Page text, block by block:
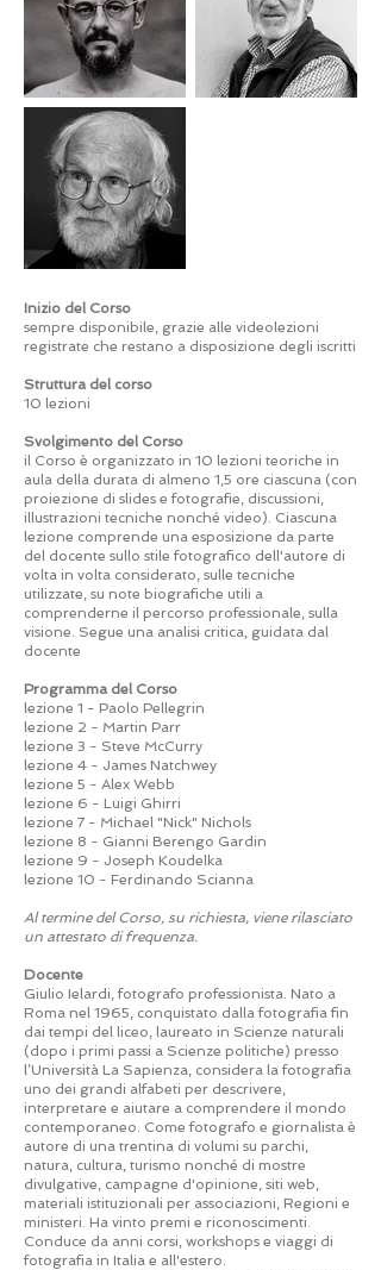
Inizio del Corso
sempre disponibile, grazie alle videolezioni
registrate che restano a disposizione degli iscritti
Struttura del corso
10 lezioni
Svolgimento del Corso
il Corso è organizzato in 10 lezioni teoriche in
aula della durata di almeno 1,5 ore ciascuna (con
proiezione di slides e fotografie, discussioni,
illustrazioni tecniche nonché video). Ciascuna
lezione comprende una esposizione da parte
del docente sullo stile fotografico dell'autore di
volta in volta considerato, sulle tecniche
utilizzate, su note biografiche utili a
comprenderne il percorso professionale, sulla
visione. Segue una analisi critica, guidata dal
docente
Programma del Corso
lezione 1 - Paolo Pellegrin
lezione 2 - Martin Parr
lezione 3 - Steve McCurry
lezione 4 - James Natchwey
lezione 5 - Alex Webb
lezione 6 - Luigi Ghirri
lezione 7 - Michael "Nick" Nichols
lezione 8 - Gianni Berengo Gardin
lezione 9 - Joseph Koudelka
​lezione 10 - Ferdinando Scianna
Al termine del Corso, su richiesta, viene rilasciato
un attestato di frequenza.
Docente
Giulio Ielardi, fotografo professionista. Nato a
Roma nel 1965, conquistato dalla fotografia fin
dai tempi del liceo, laureato in Scienze naturali
(dopo i primi passi a Scienze politiche) presso
l’Università La Sapienza, considera la fotografia
uno dei grandi alfabeti per descrivere,
interpretare e aiutare a comprendere il mondo
contemporaneo. Come fotografo e giornalista è
autore di una trentina di volumi su parchi,
natura, cultura, turismo nonché di mostre
divulgative, campagne d'opinione, siti web,
materiali istituzionali per associazioni, Regioni e
ministeri. Ha vinto premi e riconoscimenti.
Conduce da anni corsi, workshops e viaggi di
fotografia in Italia e all'estero.